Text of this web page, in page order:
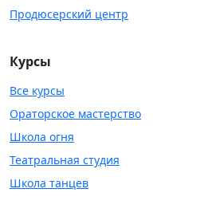
Продюсерский центр
Курсы
Все курсы
Ораторское мастерство
Школа огня
Театральная студия
Школа танцев